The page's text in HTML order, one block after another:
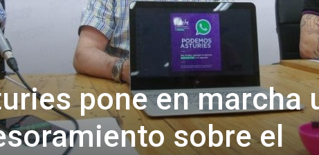
pone en marcha
sobre el